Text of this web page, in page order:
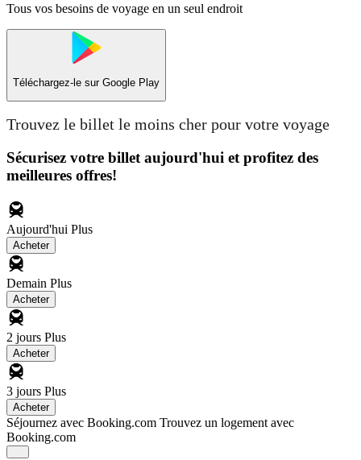
Tous vos besoins de voyage en un seul endroit
Téléchargez-le sur Google Play
Trouvez le billet le moins cher pour votre voyage
Sécurisez votre billet aujourd'hui et profitez des
meilleures offres!
Aujourd'hui Plus
Acheter
Demain Plus
Acheter
2 jours Plus
Acheter
3 jours Plus
Acheter
Séjournez avec Booking.com Trouvez un logement avec
Booking.com